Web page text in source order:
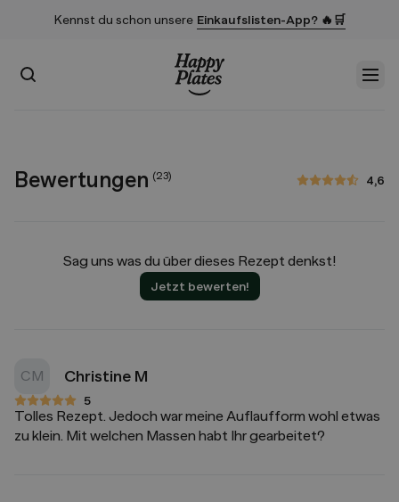
Kennst du schon unsere Einkaufslisten-App? 🔥🛒
Suchen
Bewertungen (23) 4,6
4,6 von 5 Sternen
Sag uns was du über dieses Rezept denkst!
Jetzt bewerten!
CM Christine M
5
5 von 5 Sternen
Tolles Rezept. Jedoch war meine Auflaufform wohl etwas
zu klein. Mit welchen Massen habt Ihr gearbeitet?